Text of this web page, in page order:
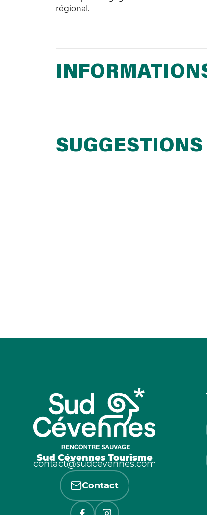
régional.
SUGGESTIONS
Sud Cévennes Tourisme
contact@sudcevennes.com
Contact